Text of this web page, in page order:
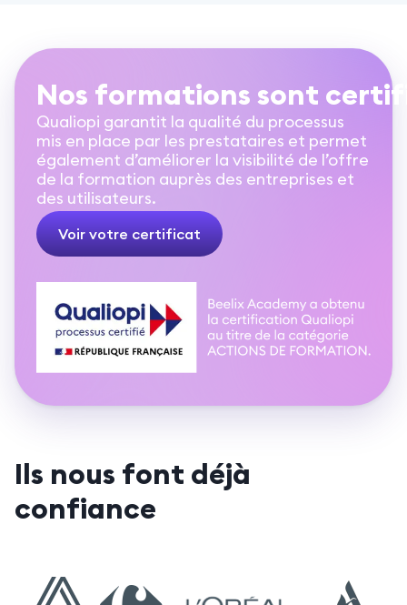
Nos formations sont
Qualiopi garantit la qualité du processus
mis en place par les prestataires et permet
également d’améliorer la visibilité de l’offre
de la formation auprès des entreprises et
des utilisateurs.
Voir votre certificat
Ils nous font déjà
confiance